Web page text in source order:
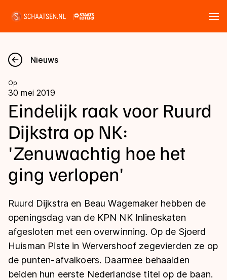
Nieuws
Kalender
Disciplines
Marathon
Langebaan
Inlineskaten
Kunstschaatsen
Schoonrijden
Natuurijs
Uitslagen
Langebaan
Shorttrack
Marathon
Inlineskaten
Kunstschaatsen
Tijden & historie
Ranglijsten Langebaan
Persoonlijke records & tijden
Historie & statistiek
De weg op
Inschrijven wedstrijden
Algemene Nederlandse Schaatstijd
Schaatsfans
Nieuws
Op
30 mei 2019
Eindelijk raak voor Ruurd
Dijkstra op NK:
'Zenuwachtig hoe het
ging verlopen'
Ruurd Dijkstra en Beau Wagemaker hebben de
openingsdag van de KPN NK Inlineskaten
afgesloten met een overwinning. Op de Sjoerd
Huisman Piste in Wervershoof zegevierden ze op
de punten-afvalkoers. Daarmee behaalden
beiden hun eerste Nederlandse titel op de baan.